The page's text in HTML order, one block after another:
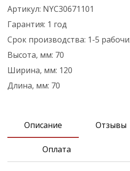
Артикул: NYC30671101
Гарантия: 1 год
Срок производства: 1-5
Высота, мм: 70
Ширина, мм: 120
Длина, мм: 70
Описание Отзывы
Оплата